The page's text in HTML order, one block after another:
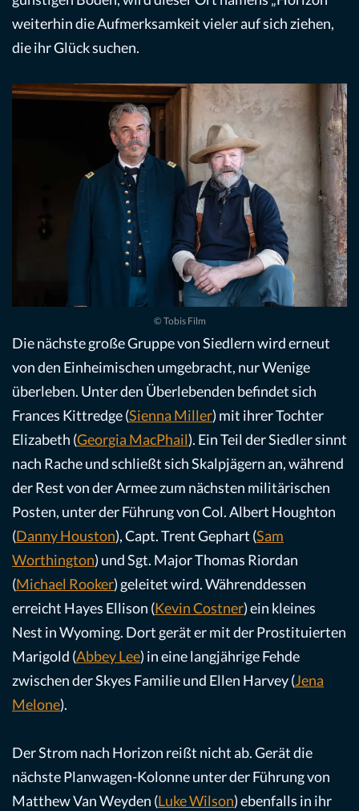
weiterhin die Aufmerksamkeit vieler auf sich ziehen,
die ihr Glück suchen.
© Tobis Film
Die nächste große Gruppe von Siedlern wird erneut
von den Einheimischen umgebracht, nur Wenige
überleben. Unter den Überlebenden befindet sich
Frances Kittredge (Sienna Miller) mit ihrer Tochter
Elizabeth (Georgia MacPhail). Ein Teil der Siedler sinnt
nach Rache und schließt sich Skalpjägern an, während
der Rest von der Armee zum nächsten militärischen
Posten, unter der Führung von Col. Albert Houghton
(Danny Houston), Capt. Trent Gephart (Sam
Worthington) und Sgt. Major Thomas Riordan
(Michael Rooker) geleitet wird. Währenddessen
erreicht Hayes Ellison (Kevin Costner) ein kleines
Nest in Wyoming. Dort gerät er mit der Prostituierten
Marigold (Abbey Lee) in eine langjährige Fehde
zwischen der Skyes Familie und Ellen Harvey (Jena
Melone).
Der Strom nach Horizon reißt nicht ab. Gerät die
nächste Planwagen-Kolonne unter der Führung von
Matthew Van Weyden (Luke Wilson) ebenfalls in ihr